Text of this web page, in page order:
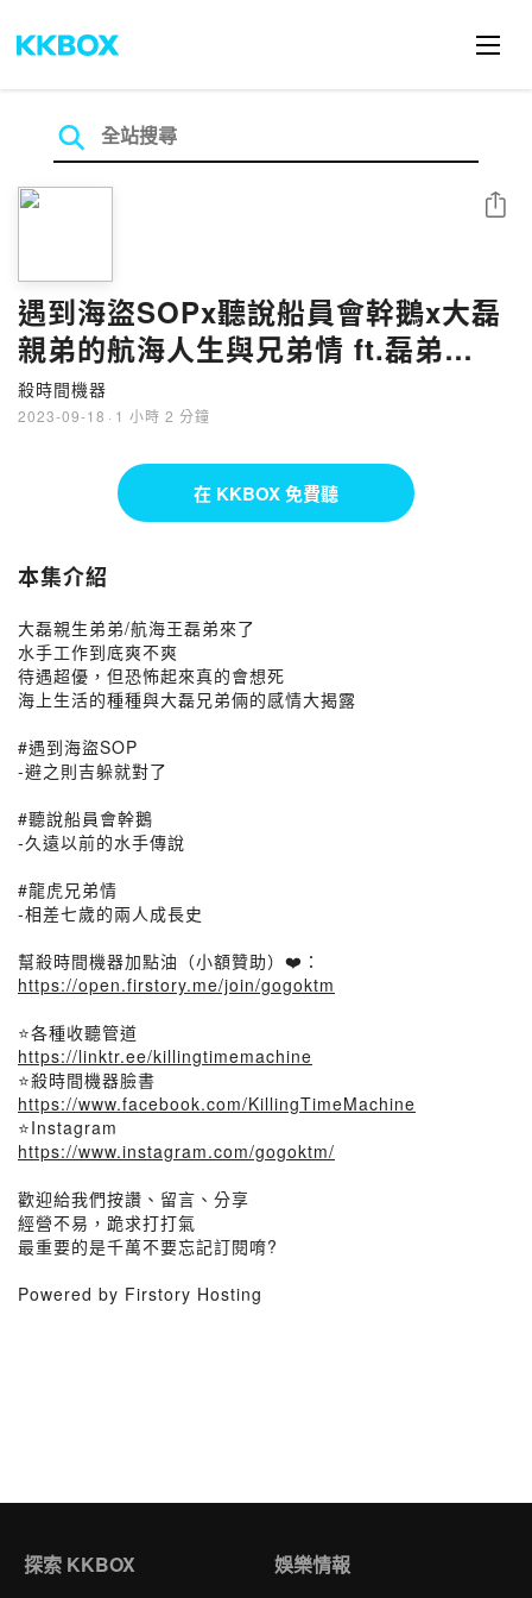
遇到海盜SOPx聽說船員會幹鵝x大磊
親弟的航海人生與兄弟情 ft.磊弟
S3EP129
殺時間機器
2023-09-18 · 1 小時 2 分鐘
分享
在 KKBOX 免費聽
本集介紹
大磊親生弟弟/航海王磊弟來了
水手工作到底爽不爽
待遇超優，但恐怖起來真的會想死
海上生活的種種與大磊兄弟倆的感情大揭露
#遇到海盜SOP
-避之則吉躲就對了
#聽說船員會幹鵝
-久遠以前的水手傳說
#龍虎兄弟情
-相差七歲的兩人成長史
幫殺時間機器加點油（小額贊助）❤️：
https://open.firstory.me/join/gogoktm
⭐各種收聽管道
https://linktr.ee/killingtimemachine
⭐殺時間機器臉書
https://www.facebook.com/KillingTimeMachine
⭐Instagram
https://www.instagram.com/gogoktm/
歡迎給我們按讚、留言、分享
經營不易，跪求打打氣
最重要的是千萬不要忘記訂閱唷?
Powered by Firstory Hosting
探索 KKBOX 娛樂情報